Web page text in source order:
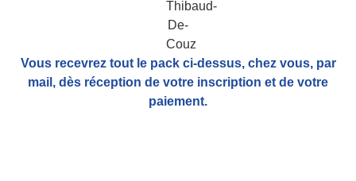
Vous recevrez tout le pack ci-dessus, chez vous, par
mail, dès réception de votre inscription et de votre
paiement.